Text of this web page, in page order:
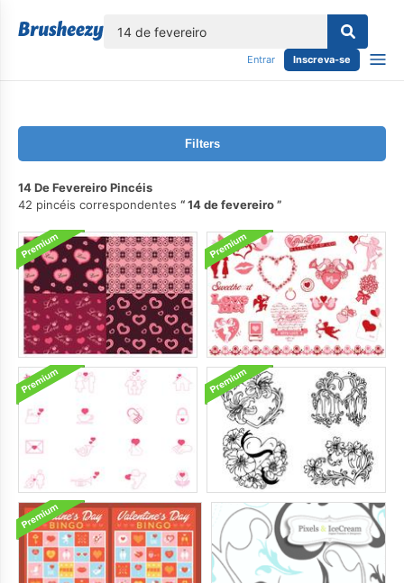
Entrar Inscreva-se
Filters
14 De Fevereiro Pincéis
42 pincéis correspondentes
14 de fevereiro